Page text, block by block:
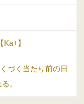
】
づく当たり前の日
。